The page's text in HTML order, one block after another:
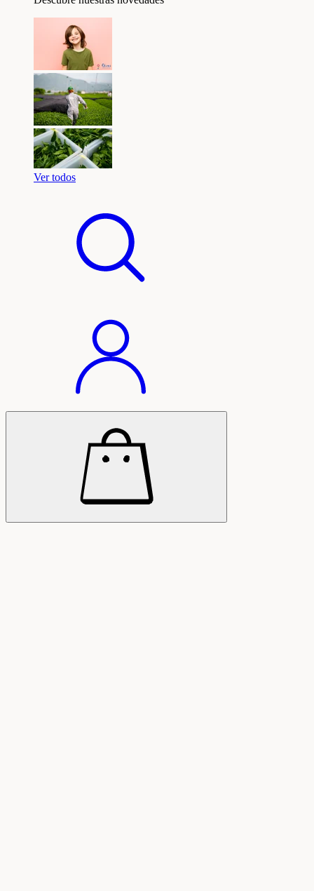
Ver todos